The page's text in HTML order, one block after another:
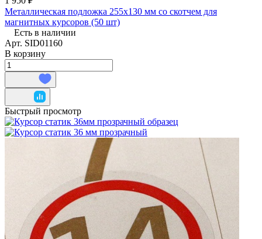
Металлическая подложка 255х130 мм со скотчем для
магнитных курсоров (50 шт)
Есть в наличии
Арт. SID01160
В корзину
Быстрый просмотр